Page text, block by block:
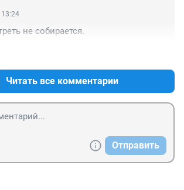
не собирается.
Читать все комментарии
Отправить